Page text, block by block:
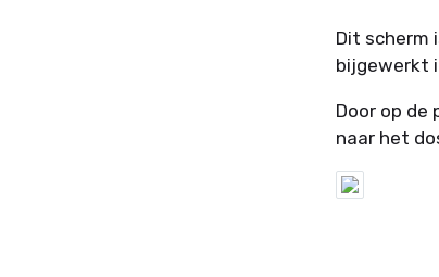
Dit scherm
bijgewerkt
Door op
naar het